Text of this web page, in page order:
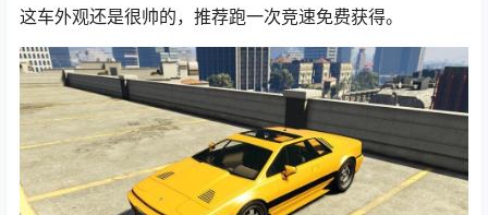
这车外观还是很帅的，推荐跑一次竞速免费获得。